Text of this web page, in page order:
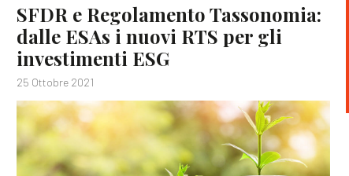
SFDR e Regolamento Tassonomia:
dalle ESAs i nuovi RTS per gli
investimenti ESG
25 Ottobre 2021